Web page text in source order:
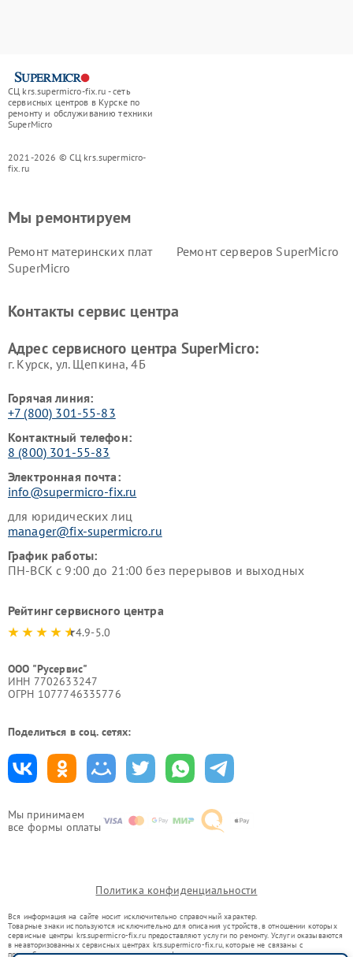
СЦ krs.supermicro-fix.ru - сеть
сервисных центров в Курске по
ремонту и обслуживанию техники
SuperMicro
2021-2026 © СЦ krs.supermicro-
fix.ru
Мы принимаем
все формы оплаты
Мы ремонтируем
Ремонт материнских плат
SuperMicro
Ремонт серверов SuperMicro
Контакты сервис центра
Адрес сервисного центра SuperMicro:
г. Курск, ул. Щепкина, 4Б
Горячая линия:
+7 (800) 301-55-83
Контактный телефон:
8 (800) 301-55-83
Электронная почта:
info@supermicro-fix.ru
для юридических лиц
manager@fix-supermicro.ru
График работы:
ПН-ВСК с 9:00 до 21:00 без перерывов и выходных
Рейтинг сервисного центра
4.9-5.0
ООО "Русервис"
ИНН 7702633247
ОГРН 1077746335776
Поделиться в соц. сетях:
Политика конфиденциальности
Вся информация на сайте носит исключительно справочный характер.
Товарные знаки используются исключительно для описания устройств, в отношении которых
сервисные центры krs.supermicro-fix.ru предоставляют услуги по ремонту. Услуги оказываются
в неавторизованных сервисных центрах krs.supermicro-fix.ru, которые не связаны с
правообладателями товарных знаков или их официальными представителями.